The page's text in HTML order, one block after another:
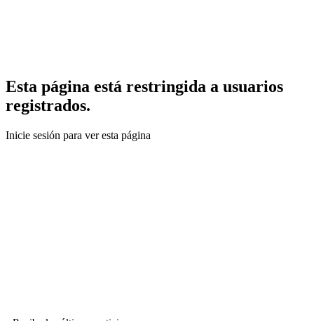
Esta página está restringida a usuarios
registrados.
Inicie sesión para ver esta página